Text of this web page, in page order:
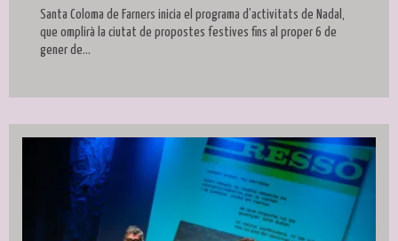
Santa Coloma de Farners inicia el programa d’activitats de Nadal,
que omplirà la ciutat de propostes festives fins al proper 6 de
gener de...